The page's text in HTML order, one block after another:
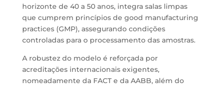
horizonte de 40 a 50 anos, integra salas limpas
que cumprem princípios de good manufacturing
practices (GMP), assegurando condições
controladas para o processamento das amostras.
A robustez do modelo é reforçada por
acreditações internacionais exigentes,
nomeadamente da FACT e da AABB, além do